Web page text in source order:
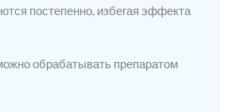
постепенно, избегая эффекта
обрабатывать препаратом